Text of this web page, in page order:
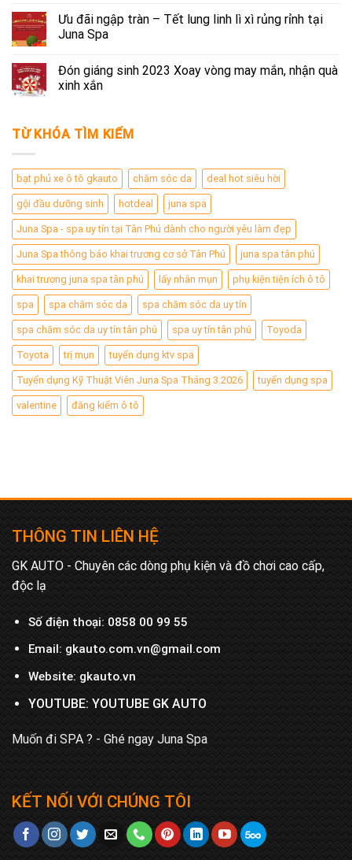
Ưu đãi ngập tràn – Tết lung linh lì xì rủng rỉnh tại
Juna Spa
Đón giáng sinh 2023 Xoay vòng may mắn, nhận quà
xinh xắn
TỪ KHÓA TÌM KIẾM
bạt phủ xe ô tô gkauto chăm sóc da deal hot siêu hời
gội đầu dưỡng sinh hotdeal juna spa
Juna Spa - spa uy tín tại Tân Phú dành cho người yêu làm đẹp
Juna Spa thông báo khai trương cơ sở Tân Phú juna spa tân phú
khai trương juna spa tân phú lấy nhân mụn phụ kiện tiện ích ô tô
spa spa chăm sóc da spa chăm sóc da uy tín
spa chăm sóc da uy tín tân phú spa uy tín tân phú Toyoda
Toyota trị mụn tuyển dụng ktv spa
Tuyển dụng Kỹ Thuật Viên Juna Spa Tháng 3.2026 tuyển dụng spa
valentine đăng kiểm ô tô
THÔNG TIN LIÊN HỆ
GK AUTO - Chuyên các dòng phụ kiện và đồ chơi cao cấp,
độc lạ
Số điện thoại: 0858 00 99 55
Email:gkauto.com.vn@gmail.com
Website: gkauto.vn
YOUTUBE:YOUTUBE GK AUTO
Muốn đi SPA ? - Ghé ngay Juna Spa
KẾT NỐI VỚI CHÚNG TÔI